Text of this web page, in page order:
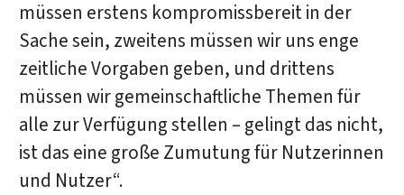
müssen erstens kompromissbereit in der
Sache sein, zweitens müssen wir uns enge
zeitliche Vorgaben geben, und drittens
müssen wir gemeinschaftliche Themen für
alle zur Verfügung stellen – gelingt das nicht,
ist das eine große Zumutung für Nutzerinnen
und Nutzer“.